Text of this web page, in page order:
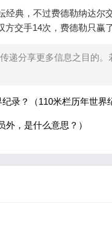
经典，不过费德勒纳达尔
方交手14次，费德勒只赢
递分享更多信息之目的
录？（110米栏历年世界
外，是什么意思？）